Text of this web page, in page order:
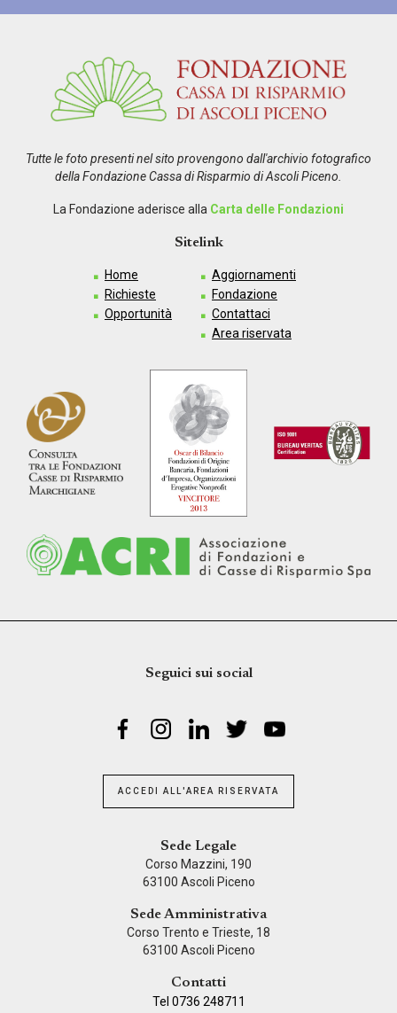
Tutte le foto presenti nel sito provengono dall'archivio fotografico
della Fondazione Cassa di Risparmio di Ascoli Piceno.
La Fondazione aderisce alla Carta delle Fondazioni
Sitelink
Home
Richieste
Opportunità
Aggiornamenti
Fondazione
Contattaci
Area riservata
Seguici sui social
ACCEDI ALL'AREA RISERVATA
Sede Legale
Corso Mazzini, 190
63100 Ascoli Piceno
Sede Amministrativa
Corso Trento e Trieste, 18
63100 Ascoli Piceno
Contatti
Tel 0736 248711